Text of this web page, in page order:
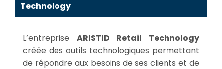
Technology
L’entrepriseARISTID Retail Technology
créée des outils technologiques permettant
de répondre aux besoins de ses clients et de